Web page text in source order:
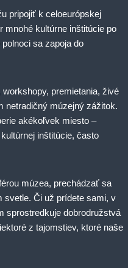
pripojiť k celoeurópskej
mnohé kultúrne inštitúcie po
sa zapoja do
premietania, živé
netradičný múzejný zážitok.
akékoľvek miesto –
inštitúcie, často
múzea, prechádzať sa
svetle. Či už prídete sami, v
sprostredkuje dobrodružstvá
z tajomstiev, ktoré naše